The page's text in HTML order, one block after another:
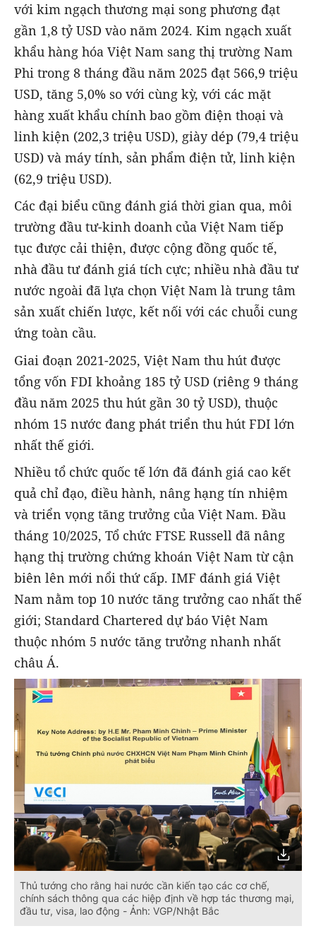
với kim ngạch thương mại song phương đạt
gần 1,8 tỷ USD vào năm 2024. Kim ngạch xuất
khẩu hàng hóa Việt Nam sang thị trường Nam
Phi trong 8 tháng đầu năm 2025 đạt 566,9 triệu
USD, tăng 5,0% so với cùng kỳ, với các mặt
hàng xuất khẩu chính bao gồm điện thoại và
linh kiện (202,3 triệu USD), giày dép (79,4 triệu
USD) và máy tính, sản phẩm điện tử, linh kiện
(62,9 triệu USD).
Các đại biểu cũng đánh giá thời gian qua, môi
trường đầu tư-kinh doanh của Việt Nam tiếp
tục được cải thiện, được cộng đồng quốc tế,
nhà đầu tư đánh giá tích cực; nhiều nhà đầu tư
nước ngoài đã lựa chọn Việt Nam là trung tâm
sản xuất chiến lược, kết nối với các chuỗi cung
ứng toàn cầu.
Giai đoạn 2021-2025, Việt Nam thu hút được
tổng vốn FDI khoảng 185 tỷ USD (riêng 9 tháng
đầu năm 2025 thu hút gần 30 tỷ USD), thuộc
nhóm 15 nước đang phát triển thu hút FDI lớn
nhất thế giới.
Nhiều tổ chức quốc tế lớn đã đánh giá cao kết
quả chỉ đạo, điều hành, nâng hạng tín nhiệm
và triển vọng tăng trưởng của Việt Nam. Đầu
tháng 10/2025, Tổ chức FTSE Russell đã nâng
hạng thị trường chứng khoán Việt Nam từ cận
biên lên mới nổi thứ cấp. IMF đánh giá Việt
Nam nằm top 10 nước tăng trưởng cao nhất thế
giới; Standard Chartered dự báo Việt Nam
thuộc nhóm 5 nước tăng trưởng nhanh nhất
châu Á.
Thủ tướng cho rằng hai nước cần kiến tạo các cơ chế,
chính sách thông qua các hiệp định về hợp tác thương mại,
đầu tư, visa, lao động - Ảnh: VGP/Nhật Bắc